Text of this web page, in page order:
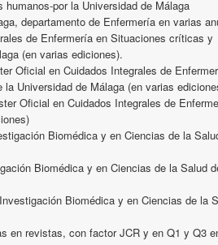
por la Universidad de Málaga
departamento de Enfermería en varias
de Enfermería en Situaciones críticas y
(en varias ediciones).
Oficial en Cuidados Integrales de
Universidad de Málaga (en varias
Oficial en Cuidados Integrales de
Biomédica y en Ciencias de la
Biomédica y en Ciencias de la Salud
Biomédica y en Ciencias de la
en revistas, con factor JCR y en Q1 y Q3